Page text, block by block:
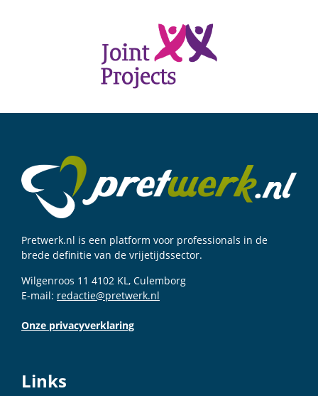
Pretwerk.nl is een platform voor professionals in de
brede definitie van de vrijetijdssector.
Wilgenroos 11 4102 KL, Culemborg
E-mail: redactie@pretwerk.nl
Onze privacyverklaring
Links